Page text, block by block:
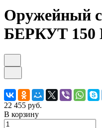
Оружейный
БЕРКУТ 150
22 455 руб.
В корзину